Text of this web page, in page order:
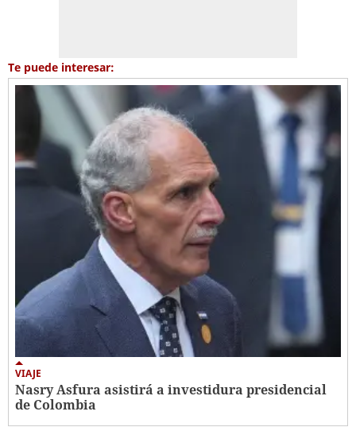
Te puede interesar:
VIAJE
Nasry Asfura asistirá a investidura presidencial
de Colombia